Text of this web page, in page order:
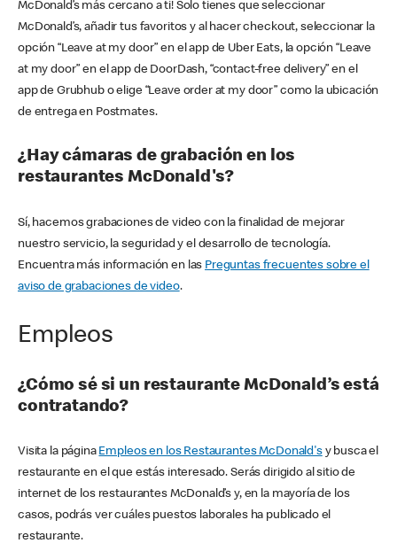
McDonald’s más cercano a ti! Solo tienes que seleccionar
McDonald’s, añadir tus favoritos y al hacer checkout, seleccionar la
opción “Leave at my door” en el app de Uber Eats, la opción “Leave
at my door” en el app de DoorDash, “contact-free delivery” en el
app de Grubhub o elige “Leave order at my door” como la ubicación
de entrega en Postmates.
¿Hay cámaras de grabación en los
restaurantes McDonald's?
Sí, hacemos grabaciones de video con la finalidad de mejorar
nuestro servicio, la seguridad y el desarrollo de tecnología.
Encuentra más información en las Preguntas frecuentes sobre el
aviso de grabaciones de video.
Empleos
¿Cómo sé si un restaurante McDonald’s está
contratando?
Visita la página Empleos en los Restaurantes McDonald'sy busca el
restaurante en el que estás interesado. Serás dirigido al sitio de
internet de los restaurantes McDonald’s y, en la mayoría de los
casos, podrás ver cuáles puestos laborales ha publicado el
restaurante.